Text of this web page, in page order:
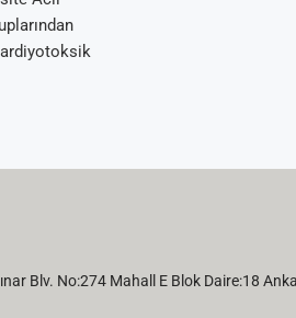
Blv. No:274 Mahall E Blok Daire:18